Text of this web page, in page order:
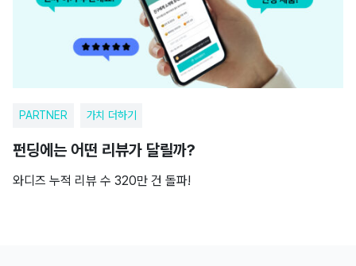
PARTNER 가치 더하기
펀딩에는 어떤 리뷰가 달릴까?
와디즈 누적 리뷰 수 320만 건 돌파!